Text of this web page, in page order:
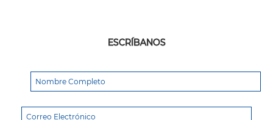
ESCRÍBANOS